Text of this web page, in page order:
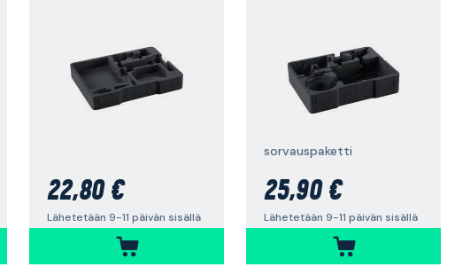
22,80 €
Lähetetään 9-11 päivän sisällä
sorvauspaketti
25,90 €
Lähetetään 9-11 päivän sisällä